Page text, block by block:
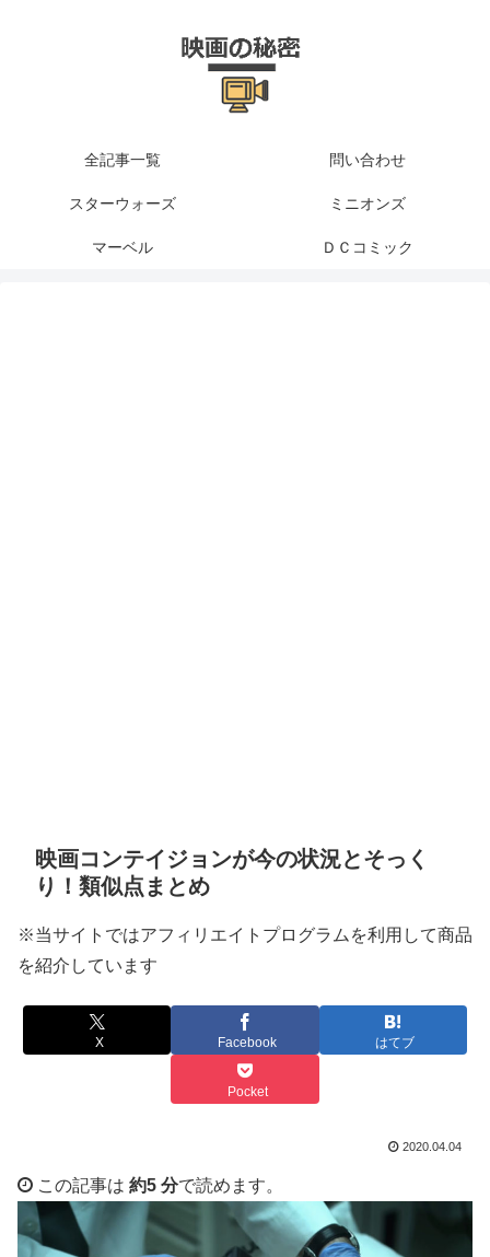
全記事一覧 問い合わせ
スターウォーズ ミニオンズ
マーベル ＤＣコミック
映画コンテイジョンが今の状況とそっく
り！類似点まとめ
※当サイトではアフィリエイトプログラムを利用して商品
を紹介しています
X Facebook はてブ
Pocket
2020.04.04
この記事は 約5 分で読めます。